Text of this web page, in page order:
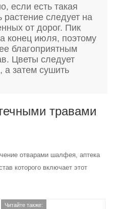
если есть такая
следует на
от дорог. Пик
конец июля, поэтому
благоприятным
Цветы следует
а затем сушить
травами
отварами шалфея, аптека
которого включает этот
Читайте также: